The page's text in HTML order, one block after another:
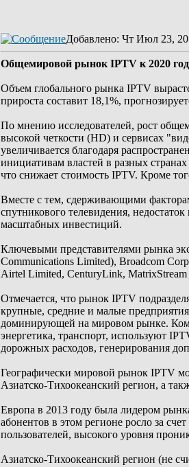
Добавлено: Чт Июл 23,
Общемировой рынок IPTV к 2020
Объем глобального рынка IPTV
прироста составит 18,1%,
По мнению исследователей, рост
высокой четкости (HD) и сервисах
увеличивается благодаря
инициативам властей в разных
что снижает стоимость IPTV. Кроме
Вместе с тем, сдерживающими
спутникового телевидения,
масштабных инвестиций.
Ключевыми представителями рынка
Communications Limited), Broadcom
Airtel Limited, CenturyLink, MatrixStream
Отмечается, что рынок IPTV
крупные, средние и малые
доминирующей на мировом рынке.
энергетика, транспорт, используют
дорожных расходов, генерирования
Географически мировой рынок IPTV
Азиатско-Тихоокеанский регион, а
Европа в 2013 году была лидером
абонентов в этом регионе росло за
пользователей, высокого уровня
Азиатско-Тихоокеанский регион (не